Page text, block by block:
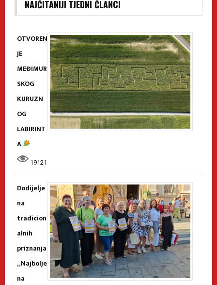
NAJČITANIJI TJEDNI ČLANCI
OTVOREN
JE
MEĐIMUR
SKOG
KURUZN
OG
LABIRINT
A
19121
Dodijelje
na
tradicion
alnih
priznanja
„Najbolje
na